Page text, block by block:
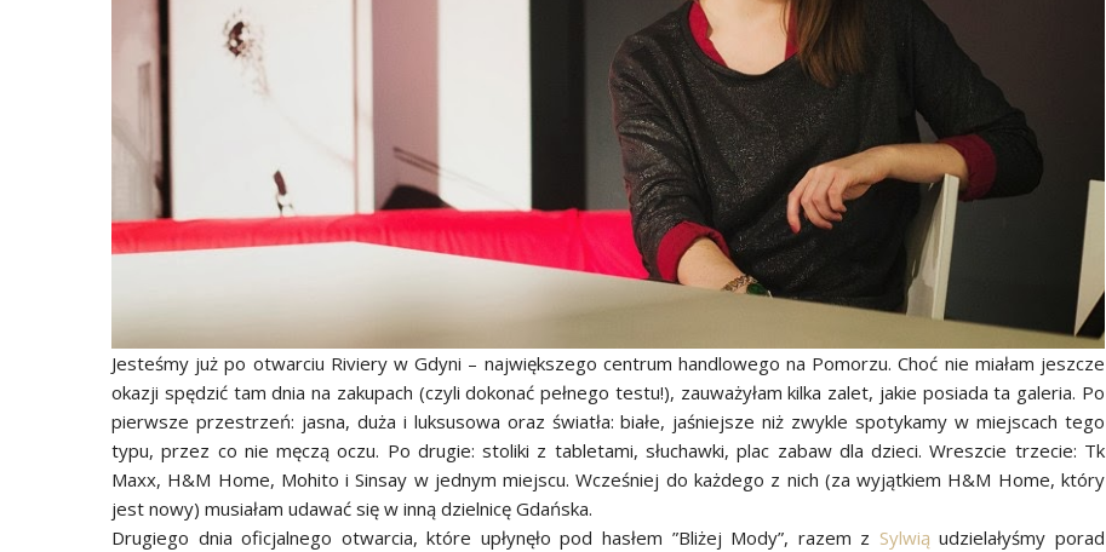
Jesteśmy już po otwarciu Riviery w Gdyni – największego centrum handlowego na Pomorzu. Choć nie miałam jeszcze
okazji spędzić tam dnia na zakupach (czyli dokonać pełnego testu!), zauważyłam kilka zalet, jakie posiada ta galeria. Po
pierwsze przestrzeń: jasna, duża i luksusowa oraz światła: białe, jaśniejsze niż zwykle spotykamy w miejscach tego
typu, przez co nie męczą oczu. Po drugie: stoliki z tabletami, słuchawki, plac zabaw dla dzieci. Wreszcie trzecie: Tk
Maxx, H&M Home, Mohito i Sinsay w jednym miejscu. Wcześniej do każdego z nich (za wyjątkiem H&M Home, który
jest nowy) musiałam udawać się w inną dzielnicę Gdańska.
Drugiego dnia oficjalnego otwarcia, które upłynęło pod hasłem ”Bliżej Mody”, razem z Sylwią udzielałyśmy porad